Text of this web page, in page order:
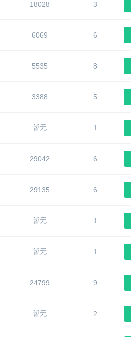
18028 3
6069 6
5535 8
3388 5
暂无 1
29042 6
29135 6
暂无 1
暂无 1
24799 9
暂无 2